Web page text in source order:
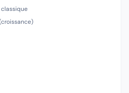
classique